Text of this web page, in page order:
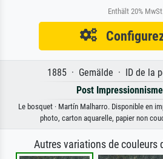
Enthält 20%
1885 · Gemälde · ID de la
Post Impressionnisme
Le bosquet · Martín Malharro. Disponible en
photo, carton aquarelle, papier non
Autres variations de couleurs